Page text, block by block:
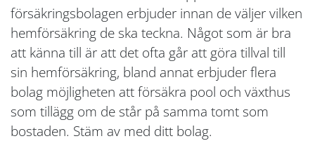
försäkringsbolagen erbjuder innan de väljer vilken
hemförsäkring de ska teckna. Något som är bra
att känna till är att det ofta går att göra tillval till
sin hemförsäkring, bland annat erbjuder flera
bolag möjligheten att försäkra pool och växthus
som tillägg om de står på samma tomt som
bostaden. Stäm av med ditt bolag.